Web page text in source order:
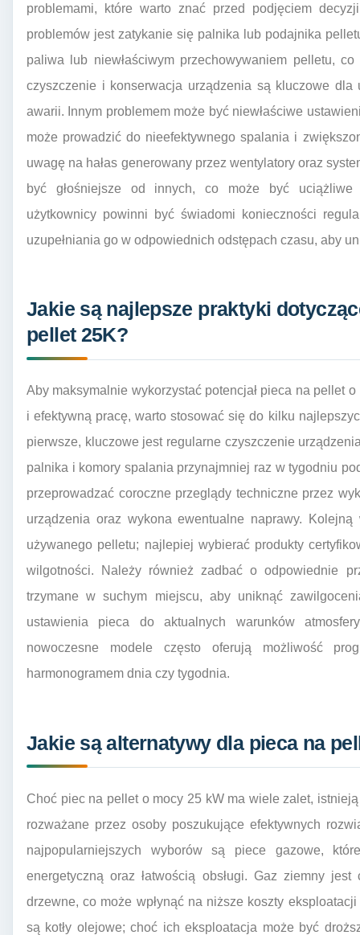
problemami, które warto znać przed podjęciem
problemów jest zatykanie się palnika lub podajnika
paliwa lub niewłaściwym przechowywaniem pelletu,
czyszczenie i konserwacja urządzenia są kluczowe
awarii. Innym problemem może być niewłaściwe
może prowadzić do nieefektywnego spalania i
uwagę na hałas generowany przez wentylatory oraz
być głośniejsze od innych, co może być uciążliwe
użytkownicy powinni być świadomi konieczności
uzupełniania go w odpowiednich odstępach czasu, aby
Jakie są najlepsze praktyki
pellet 25K?
Aby maksymalnie wykorzystać potencjał pieca na pellet
i efektywną pracę, warto stosować się do kilku
pierwsze, kluczowe jest regularne czyszczenie
palnika i komory spalania przynajmniej raz w tygodniu
przeprowadzać coroczne przeglądy techniczne przez
urządzenia oraz wykona ewentualne naprawy.
używanego pelletu; najlepiej wybierać produkty
wilgotności. Należy również zadbać o odpowiednie
trzymane w suchym miejscu, aby uniknąć
ustawienia pieca do aktualnych warunków
nowoczesne modele często oferują możliwość
harmonogramem dnia czy tygodnia.
Jakie są alternatywy dla pieca na
Choć piec na pellet o mocy 25 kW ma wiele zalet,
rozważane przez osoby poszukujące efektywnych
najpopularniejszych wyborów są piece gazowe,
energetyczną oraz łatwością obsługi. Gaz ziemny
drzewne, co może wpłynąć na niższe koszty
są kotły olejowe; choć ich eksploatacja może być